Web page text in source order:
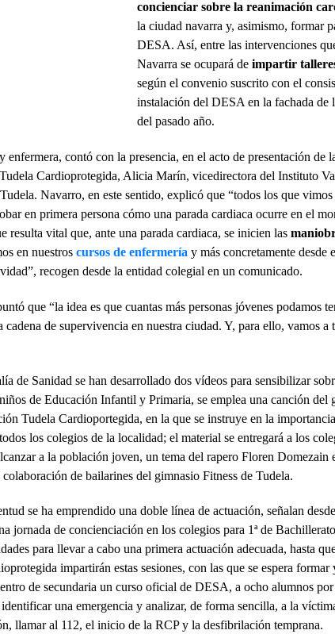
concienciar sobre la reanimación
la ciudad navarra y, asimismo, formar
DESA. Así, entre las intervenciones
Navarra se ocupará de impartir
según el convenio suscrito con el
instalación del DESA en la fachada de
del pasado año.
enfermera, contó con la presencia, en el acto de presentación de
Cardioprotegida, Alicia Marín, vicedirectora del Instituto
Navarro, en este sentido, explicó que “todos los que
en primera persona cómo una parada cardiaca ocurre en el
resulta vital que, ante una parada cardiaca, se inicien las
en nuestros cursos de enfermería y más concretamente desde
recogen desde la entidad colegial en un comunicado.
que “la idea es que cuantas más personas jóvenes podamos
cadena de supervivencia en nuestra ciudad. Y, para ello, vamos a
de Sanidad se han desarrollado dos vídeos para sensibilizar
de Educación Infantil y Primaria, se emplea una canción del
Tudela Cardioportegida, en la que se instruye en la
los colegios de la localidad; el material se entregará a los
a la población joven, un tema del rapero Floren Domezain
de bailarines del gimnasio Fitness de Tudela.
se ha emprendido una doble línea de actuación, señalan
jornada de concienciación en los colegios para 1ª de
para llevar a cabo una primera actuación adecuada, hasta
impartirán estas sesiones, con las que se espera
de secundaria un curso oficial de DESA, a ocho alumnos
una emergencia y analizar, de forma sencilla, a la
llamar al 112, el inicio de la RCP y la desfibrilación temprana.